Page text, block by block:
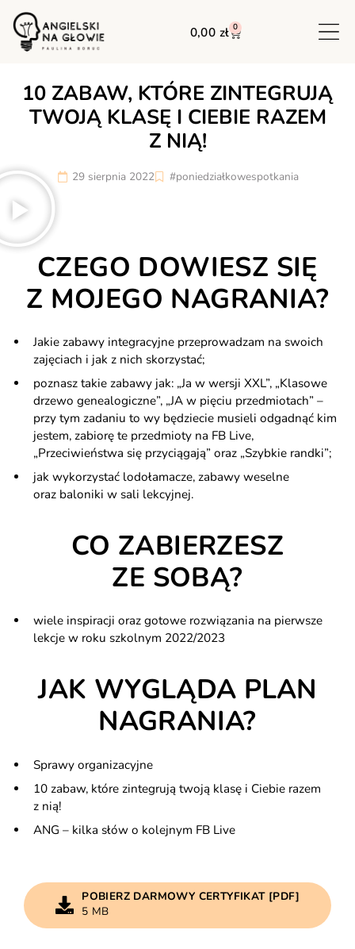
0,00 zł 0
10 ZABAW, KTÓRE ZINTEGRUJĄ
TWOJĄ KLASĘ I CIEBIE RAZEM
Z NIĄ!
29 sierpnia 2022 #poniedziałkowespotkania
CZEGO DOWIESZ SIĘ
Z MOJEGO NAGRANIA?
Jakie zabawy integracyjne przeprowadzam na swoich
zajęciach i jak z nich skorzystać;
poznasz takie zabawy jak: „Ja w wersji XXL”, „Klasowe
drzewo genealogiczne”, „JA w pięciu przedmiotach” –
przy tym zadaniu to wy będziecie musieli odgadnąć kim
jestem, zabiorę te przedmioty na FB Live,
„Przeciwieństwa się przyciągają” oraz „Szybkie randki”;
jak wykorzystać lodołamacze, zabawy weselne
oraz baloniki w sali lekcyjnej.
CO ZABIERZESZ
ZE SOBĄ?
wiele inspiracji oraz gotowe rozwiązania na pierwsze
lekcje w roku szkolnym 2022/2023
JAK WYGLĄDA PLAN
NAGRANIA?
Sprawy organizacyjne
10 zabaw, które zintegrują twoją klasę i Ciebie razem
z nią!
ANG – kilka słów o kolejnym FB Live
POBIERZ DARMOWY CERTYFIKAT [PDF]
5 MB